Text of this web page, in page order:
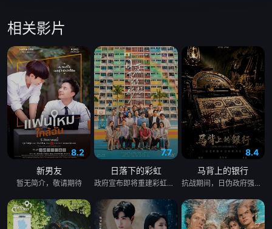
相关影片
8.2
新男友
暂无简介，敬请期待
7.7
日落下的彩虹
政府宣布即将重建彩虹邨──这条超过60年的名牌屋邨，满载香港情怀，是几代人的成长与回忆。 剧集以七个发生在彩虹之下、细腻动人的小故事，编写各种情感与遗憾，建构香港人的屋邨情怀，当中由不同人物串连不同故事，阡陌交错，并在当中穿插彩虹邨进入倒数的命运，引发现实共鸣。 七个故事包括了亲情、友情、爱情、甚至奇情： （一）彩虹邨的上海理发厅金牌夫妻档，决心面对恩爱背后藏着而难以启齿的秘密； （二）由母亲一手带大的区家三姐弟，因积聚多年的心结而搞出搬迁前的分⼾风波； （三）由小玩到大的彩虹三姊妹淘因为成长而各走各路； （四）离开彩虹邨多年的男生重遇面目全非的初恋女生，两日在人生低谷中寻回彼此初心； （五）屋邨中女恋上国外大厨，但无论是彩虹邨还是关系，都有敌不过的限期； （六）一对由1962年彩虹邨落成便认识的好兄弟，看着一代代人离开，到现在，他们也要面对儿女移民的抉择；以及 （七）一对怨恨极深的父子情，如何在彩虹邨清拆前、在父亲生命最后的限期内，重拾和面对彼此关系⋯⋯ 彩虹邨有期限，人与人的关系也有期限，但因为有了期限，我们才更加珍惜；地方会改变，但当中的人情却永留心中。
8.4
马背上的银行
抗战期间，日伪政府强行推广、使用由“中国准备银行”发行的伪钞货币。根据党中央指示，高景波、徐邵梁、孙希光和黄鹰等人开始筹备建立冀南银行，手艺人张宝田在共产党人的感召下承担起印刷冀南币的使命。1939年，冀南银行正式宣布成立，此后不断遭受到日军和国民党反动派的阻挠镇压和围剿，邢台人民为了保护冀南银行付出了英勇牺牲。冀南银行的同志们在邢台人民的帮助下一次次瓦解了日军的阴谋，他们用生命保护银行资产，在烽火硝烟中坚持开展业务，在这场金融战争中取得了胜利。